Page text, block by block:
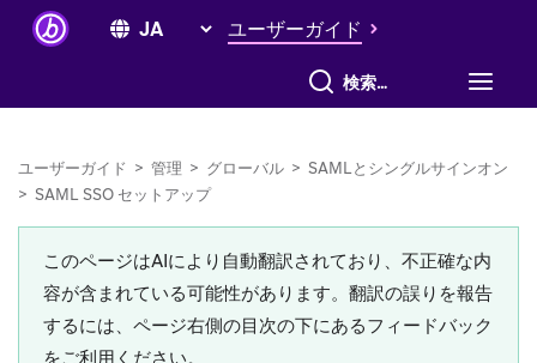
ユーザーガイド
すべて検索
ユーザーガイド > 管理 > グローバル > SAMLとシングルサインオン
> SAML SSO セットアップ
このページはAIにより自動翻訳されており、不正確な内
容が含まれている可能性があります。翻訳の誤りを報告
するには、ページ右側の目次の下にあるフィードバック
をご利用ください。